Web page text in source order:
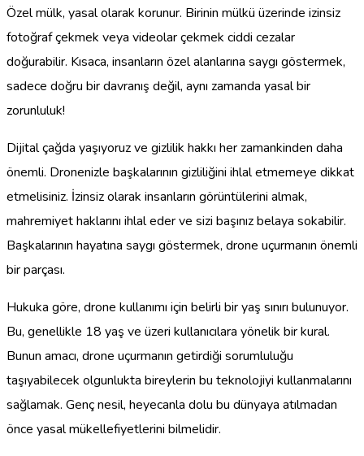
Özel mülk, yasal olarak korunur. Birinin mülkü üzerinde izinsiz
fotoğraf çekmek veya videolar çekmek ciddi cezalar
doğurabilir. Kısaca, insanların özel alanlarına saygı göstermek,
sadece doğru bir davranış değil, aynı zamanda yasal bir
zorunluluk!
Dijital çağda yaşıyoruz ve gizlilik hakkı her zamankinden daha
önemli. Dronenizle başkalarının gizliliğini ihlal etmemeye dikkat
etmelisiniz. İzinsiz olarak insanların görüntülerini almak,
mahremiyet haklarını ihlal eder ve sizi başınız belaya sokabilir.
Başkalarının hayatına saygı göstermek, drone uçurmanın önemli
bir parçası.
Hukuka göre, drone kullanımı için belirli bir yaş sınırı bulunuyor.
Bu, genellikle 18 yaş ve üzeri kullanıcılara yönelik bir kural.
Bunun amacı, drone uçurmanın getirdiği sorumluluğu
taşıyabilecek olgunlukta bireylerin bu teknolojiyi kullanmalarını
sağlamak. Genç nesil, heyecanla dolu bu dünyaya atılmadan
önce yasal mükellefiyetlerini bilmelidir.